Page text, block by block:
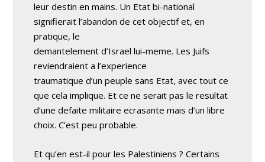
leur destin en mains. Un Etat bi-national
signifierait l’abandon de cet objectif et, en
pratique, le
demantelement d’Israel lui-meme. Les Juifs
reviendraient a l’experience
traumatique d’un peuple sans Etat, avec tout ce
que cela implique. Et ce ne serait pas le resultat
d’une defaite militaire ecrasante mais d’un libre
choix. C’est peu probable.
Et qu’en est-il pour les Palestiniens ? Certains